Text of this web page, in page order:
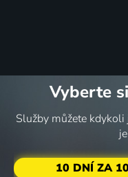
Vyberte
Služby můžete
10 DNÍ ZA